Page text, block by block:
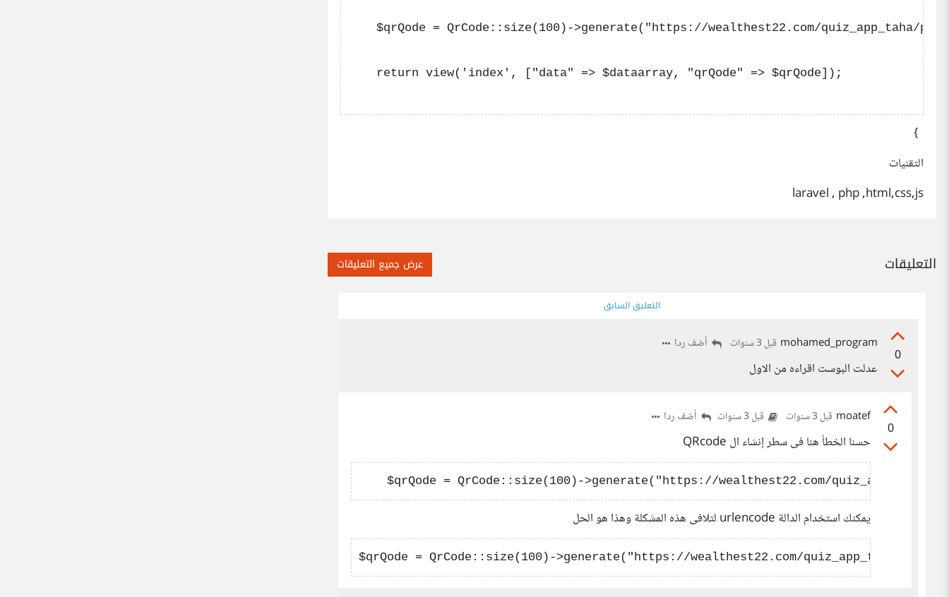
$qrQode = QrCode::size(100)->generate("https://wealthest22.com/quiz_app_taha/
return view('index', ["data" => $dataarray, "qrQode" => $qrQode]);
}
التقنيات
laravel , php ,html,css,js
التعليقات عرض جميع التعليقات
التعليق السابق
0
mohamed_program قبل 3 سنوات أضف ردا
عدلت البوست اقراءه من الاول
0
moatef قبل 3 سنوات قبل 3 سنوات أضف ردا
حسنا الخطأ هنا فى سطر إنشاء ال QRcode
يمكنك استخدام الدالة urlencode لتلافى هذه المشكلة وهذا هو الحل